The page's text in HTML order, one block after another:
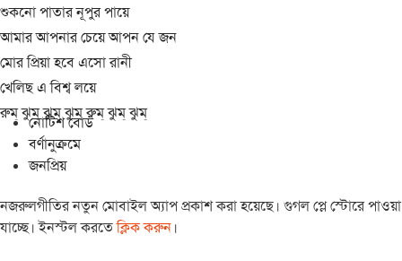
শুকনো পাতার নূপুর পায়ে
আমার আপনার চেয়ে আপন যে জন
মোর প্রিয়া হবে এসো রানী
খেলিছ এ বিশ্ব লয়ে
রুম্ ঝুম্ ঝুম্ ঝুম্ রুম্ ঝুম্ ঝুম্
নোটিশ বোর্ড
বর্ণানুক্রমে
জনপ্রিয়
নজরুলগীতির নতুন মোবাইল অ্যাপ প্রকাশ করা হয়েছে। গুগল প্লে স্টোরে পাওয়া
যাচ্ছে। ইনস্টল করতেক্লিক করুন।